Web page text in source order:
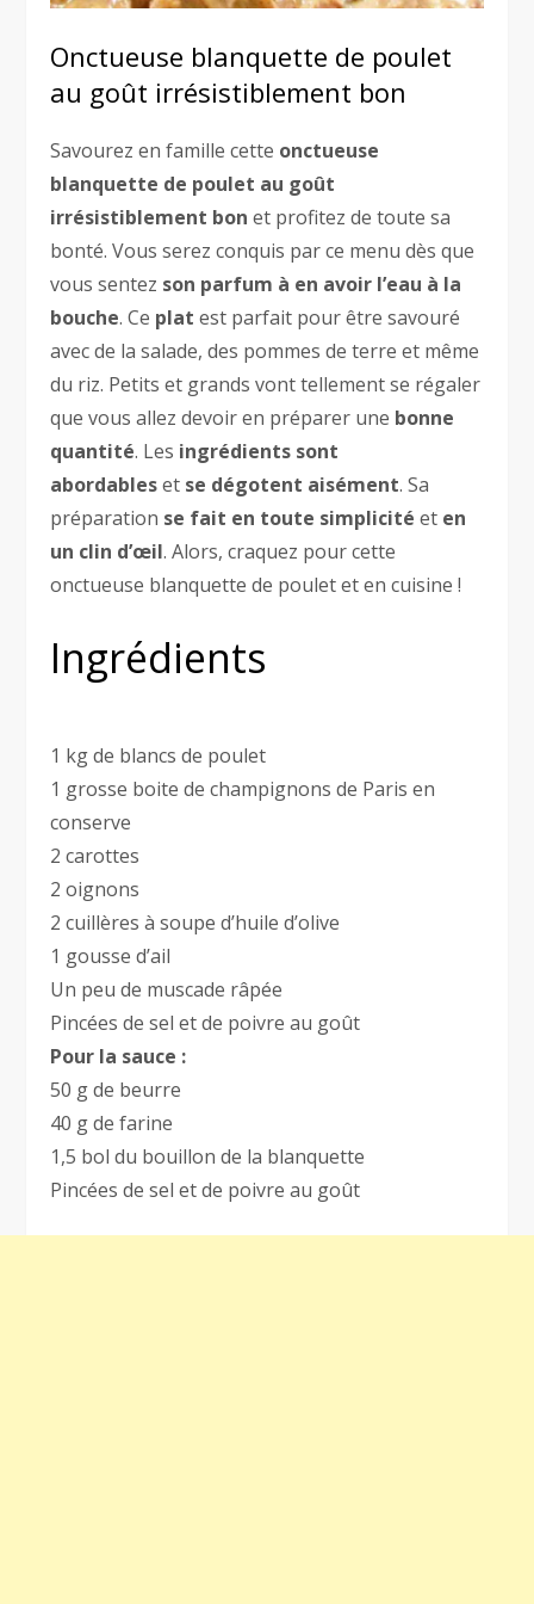
Onctueuse blanquette de poulet
au goût irrésistiblement bon
Savourez en famille cette onctueuse
blanquette de poulet au goût
irrésistiblement bon et profitez de toute sa
bonté. Vous serez conquis par ce menu dès que
vous sentez son parfum à en avoir l’eau à la
bouche. Ce plat est parfait pour être savouré
avec de la salade, des pommes de terre et même
du riz. Petits et grands vont tellement se régaler
que vous allez devoir en préparer une bonne
quantité. Les ingrédients sont
abordableset se dégotent aisément. Sa
préparation se fait en toute simplicité et en
un clin d’œil. Alors, craquez pour cette
onctueuse blanquette de poulet et en cuisine !
Ingrédients
1 kg de blancs de poulet
1 grosse boite de champignons de Paris en
conserve
2 carottes
2 oignons
2 cuillères à soupe d’huile d’olive
1 gousse d’ail
Un peu de muscade râpée
Pincées de sel et de poivre au goût
Pour la sauce :
50 g de beurre
40 g de farine
1,5 bol du bouillon de la blanquette
Pincées de sel et de poivre au goût